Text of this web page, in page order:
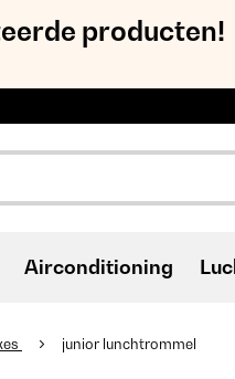
producten!
Airconditioning
junior lunchtrommel